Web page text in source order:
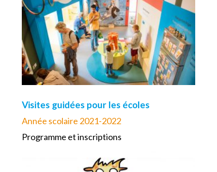
Visites guidées pour les écoles
Année scolaire 2021-2022
Programme et inscriptions